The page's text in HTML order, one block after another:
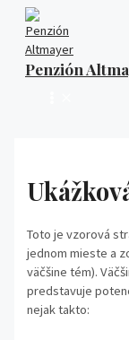
Preskočiť
obsah
Penzión
Toto je vzorová
jednom mieste a
väčšine tém).
predstavuje
nejak takto: